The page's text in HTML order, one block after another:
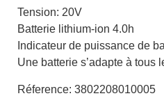
Tension: 20V
Batterie lithium-ion 4.0h
Indicateur de puissance de
Une batterie s’adapte à tous
Réference: 3802208010005